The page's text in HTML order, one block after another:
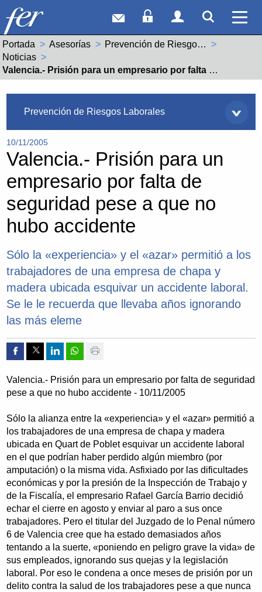
Correo webAcceso Socios
Acceso
Portada Asesorías
Prevención de Riesgos Laborales
Noticias
Actual:
Valencia.- Prisión para un empresario por falta de seguridad pese a que no hubo accidente
Prevención de Riesgos Laborales
10/11/2005
Valencia.- Prisión para un
empresario por falta de
seguridad pese a que no
hubo accidente
Sólo la «experiencia» y el «azar» permitió a los
trabajadores de una empresa de chapa y
madera ubicada esquivar un accidente laboral.
Se le le recuerda que llevaba años ignorando
las más eleme
Compartir por Facebook
Compartir por Twitter
Compartir por Linkedin
Compartir por whatsapp
Imprimir
Valencia.- Prisión para un empresario por falta de seguridad
pese a que no hubo accidente - 10/11/2005
Sólo la alianza entre la «experiencia» y el «azar» permitió a
los trabajadores de una empresa de chapa y madera
ubicada en Quart de Poblet esquivar un accidente laboral
en el que podrían haber perdido algún miembro (por
amputación) o la misma vida. Asfixiado por las dificultades
económicas y por la presión de la Inspección de Trabajo y
de la Fiscalía, el empresario Rafael García Barrio decidió
echar el cierre en agosto y enviar al paro a sus once
trabajadores. Pero el titular del Juzgado de lo Penal número
6 de Valencia cree que ha estado demasiados años
tentando a la suerte, «poniendo en peligro grave la vida» de
sus empleados, ignorando sus quejas y la legislación
laboral. Por eso le condena a once meses de prisión por un
delito contra la salud de los trabajadores pese a que nunca